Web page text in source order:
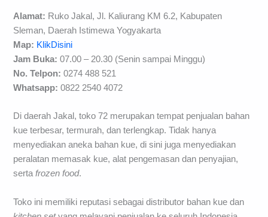
Alamat: Ruko Jakal, Jl. Kaliurang KM 6.2, Kabupaten
Sleman, Daerah Istimewa Yogyakarta
Map: KlikDisini
Jam Buka: 07.00 – 20.30 (Senin sampai Minggu)
No. Telpon: 0274 488 521
Whatsapp: 0822 2540 4072
Di daerah Jakal, toko 72 merupakan tempat penjualan bahan
kue terbesar, termurah, dan terlengkap. Tidak hanya
menyediakan aneka bahan kue, di sini juga menyediakan
peralatan memasak kue, alat pengemasan dan penyajian,
sertafrozen food.
Toko ini memiliki reputasi sebagai distributor bahan kue dan